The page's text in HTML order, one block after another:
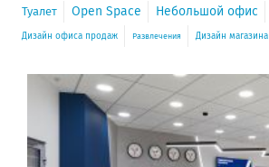
Туалет Open Space Небольшой офис
Дизайн офиса продаж Развлечения Дизайн магазина